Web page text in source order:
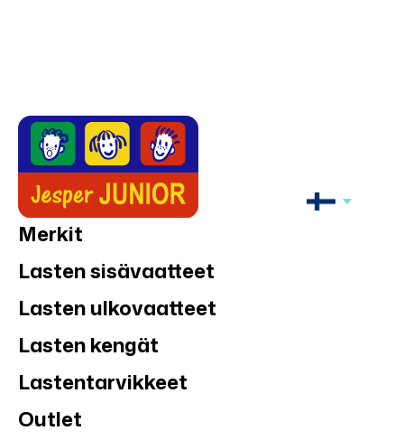
Merkit
Lasten sisävaatteet
Lasten ulkovaatteet
Lasten kengät
Lastentarvikkeet
Outlet